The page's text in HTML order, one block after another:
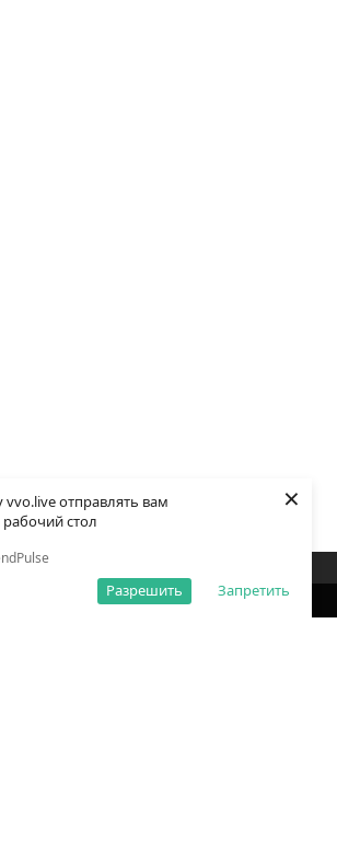
vvo.live отправлять вам
стол
Запретить
Разрешить
×
Закладки Поиск Открыть меню
Обработка персональных данных